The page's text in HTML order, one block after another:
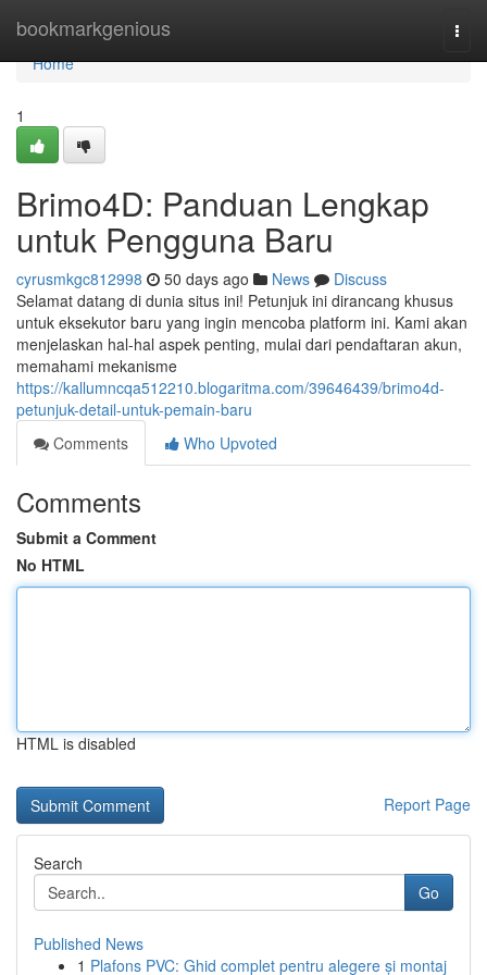
bookmarkgenious
Home
Home
1
Brimo4D: Panduan Lengkap
untuk Pengguna Baru
cyrusmkgc812998 50 days ago News
Discuss
Selamat datang di dunia situs ini! Petunjuk ini dirancang khusus
untuk eksekutor baru yang ingin mencoba platform ini. Kami akan
menjelaskan hal-hal aspek penting, mulai dari pendaftaran akun,
memahami mekanisme
https://kallumncqa512210.blogaritma.com/39646439/brimo4d-
petunjuk-detail-untuk-pemain-baru
Comments
Who Upvoted
Comments
Submit a Comment
No HTML
HTML is disabled
Report Page
Search
Go
Published News
1 Plafons PVC: Ghid complet pentru alegere și montaj